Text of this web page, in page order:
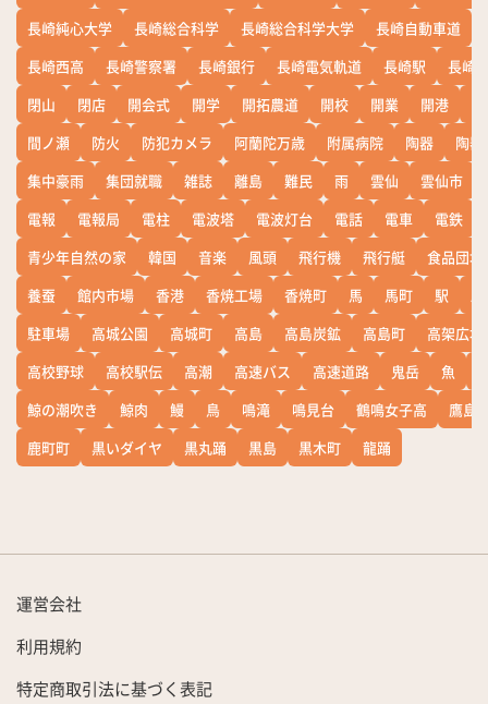
長崎純心大学
長崎総合科学 長崎総合科学大学 長崎自動車道
長崎西高
長崎警察署 長崎銀行 長崎電気軌道 長崎駅
長崎
閉山
閉店 開会式 開学 開拓農道 開校 開業 開港
間ノ瀬
防火 防犯カメラ 阿蘭陀万歳 附属病院 陶器
陶器
集中豪雨
集団就職 雑誌 離島 難民 雨 雲仙 雲仙市
電報
電報局 電柱 電波塔 電波灯台 電話 電車 電鉄
青少年自然の家
韓国 音楽 風頭 飛行機 飛行艇
食品団地
養蚕
館内市場 香港 香焼工場 香焼町 馬 馬町 駅
駐車場
高城公園 高城町 高島 高島炭鉱 高島町
高架広場
高校野球
高校駅伝 高潮 高速バス 高速道路 鬼岳 魚
鯨の潮吹き
鯨肉 鰻 鳥 鳴滝 鳴見台 鶴鳴女子高
鷹島
鹿町町
黒いダイヤ 黒丸踊 黒島 黒木町 龍踊
運営会社
利用規約
特定商取引法に基づく表記